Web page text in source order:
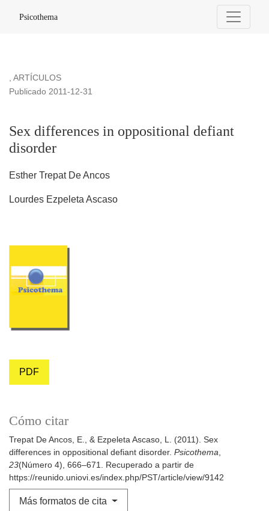
Psicothema
, ARTÍCULOS
Sex differences in oppositional defiant
disorder
Publicado 2011-12-31
Esther Trepat De Ancos
Lourdes Ezpeleta Ascaso
PDF
Cómo citar
Trepat De Ancos, E., & Ezpeleta Ascaso, L. (2011). Sex
differences in oppositional defiant disorder. Psicothema,
23(Número 4), 666–671. Recuperado a partir de
https://reunido.uniovi.es/index.php/PST/article/view/9142
Más formatos de cita